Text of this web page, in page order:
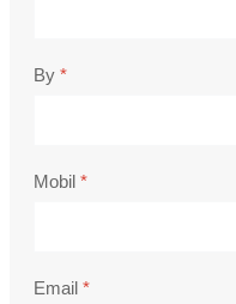
By *
Mobil *
Email *